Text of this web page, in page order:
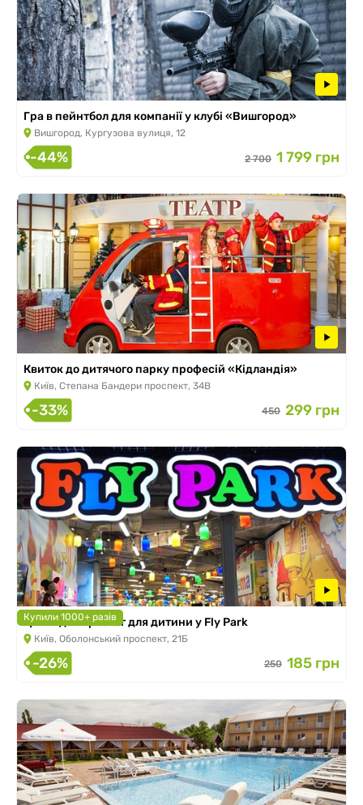
Гра в пейнтбол для компанії у клубі «Вишгород»
Вишгород, Кургузова вулиця, 12
-44% 2 700 1 799 грн
Квиток до дитячого парку професій «Кідландія»
Київ, Степана Бандери проспект, 34В
-33% 450 299 грн
Купили 1000+ разів
Цілий день розваг для дитини у Fly Park
Київ, Оболонський проспект, 21Б
-26% 250 185 грн